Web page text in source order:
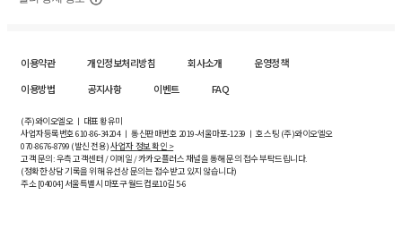
이용약관 개인정보처리방침 회사소개
운영정책
이용방법
공지사항 이벤트 FAQ
(주)와이오엘오 ㅣ 대표 황유미
사업자등록번호610-86-34204ㅣ 통신판매번호 2019-서울마포-1239 ㅣ 호스팅 (주)와이오엘오
070-8676-8799 (발신 전용)사업자 정보 확인 >
고객 문의: 우측 고객센터 / 이메일 / 카카오플러스 채널을 통해 문의 접수 부탁드립니다.
(정확한 상담 기록을 위해 유선상 문의는 접수받고 있지 않습니다)
주소 [04004] 서울특별시 마포구 월드컵로10길5-6